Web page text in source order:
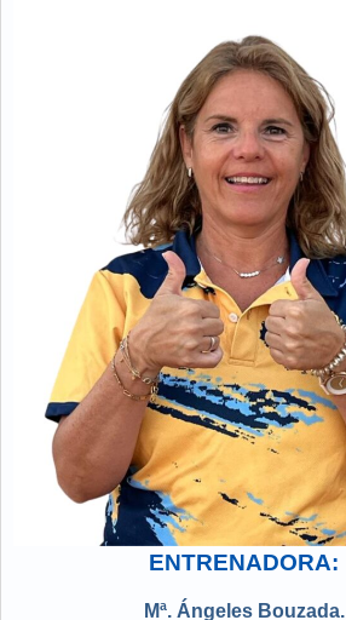
ENTRENADORA:
Mª. Ángeles Bouzada.